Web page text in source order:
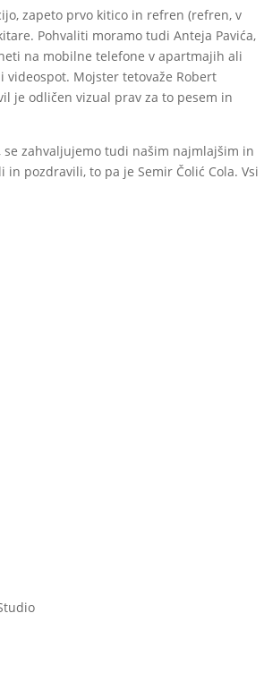
zapeto prvo kitico in refren (refren, v
Pohvaliti moramo tudi Anteja Pavića,
na mobilne telefone v apartmajih ali
Mojster tetovaže Robert
je odličen vizual prav za to pesem in
zahvaljujemo tudi našim najmlajšim in
pozdravili, to pa je Semir Čolić Cola. Vsi